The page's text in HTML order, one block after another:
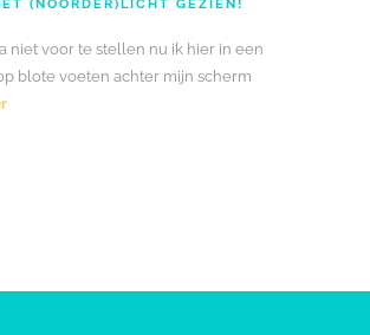
(NOORDER)LICHT GEZIEN!
niet voor te stellen nu ik hier in een
blote voeten achter mijn scherm